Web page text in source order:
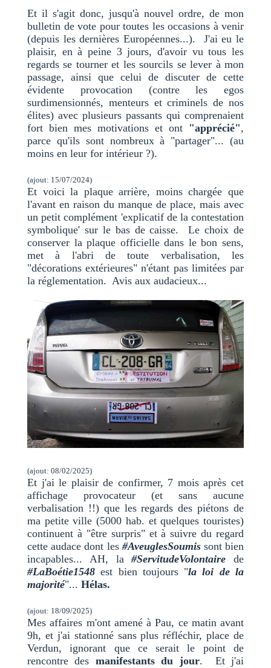
Et il s'agit donc, jusqu'à nouvel ordre, de mon
bulletin de vote pour toutes les occasions à venir
(depuis les dernières Européennes...). J'ai eu le
plaisir, en à peine 3 jours, d'avoir vu tous les
regards se tourner et les sourcils se lever à mon
passage, ainsi que celui de discuter de cette
évidente provocation (contre les egos
surdimensionnés, menteurs et criminels de nos
élites) avec plusieurs passants qui comprenaient
fort bien mes motivations et ont "apprécié",
parce qu'ils sont nombreux à "partager"... (au
moins en leur for intérieur ?).
(ajout: 15/07/2024)
Et voici la plaque arrière, moins chargée que
l'avant en raison du manque de place, mais avec
un petit complément 'explicatif de la contestation
symbolique' sur le bas de caisse. Le choix de
conserver la plaque officielle dans le bon sens,
met à l'abri de toute verbalisation, les
"décorations extérieures" n'étant pas limitées par
la réglementation. Avis aux audacieux...
(ajout: 08/02/2025)
Et j'ai le plaisir de confirmer, 7 mois après cet
affichage provocateur (et sans aucune
verbalisation !!) que les regards des piétons de
ma petite ville (5000 hab. et quelques touristes)
continuent à "être surpris" et à suivre du regard
cette audace dont les #AveuglesSoumissont bien
incapables... AH, la#ServitudeVolontaire de
#LaBoétie1548 est bien toujours "la loi de la
majorité"... Hélas.
(ajout: 18/09/2025)
Mes affaires m'ont amené à Pau, ce matin avant
9h, et j'ai stationné sans plus réfléchir, place de
Verdun, ignorant que ce serait le point de
rencontre des manifestants du jour. Et j'ai